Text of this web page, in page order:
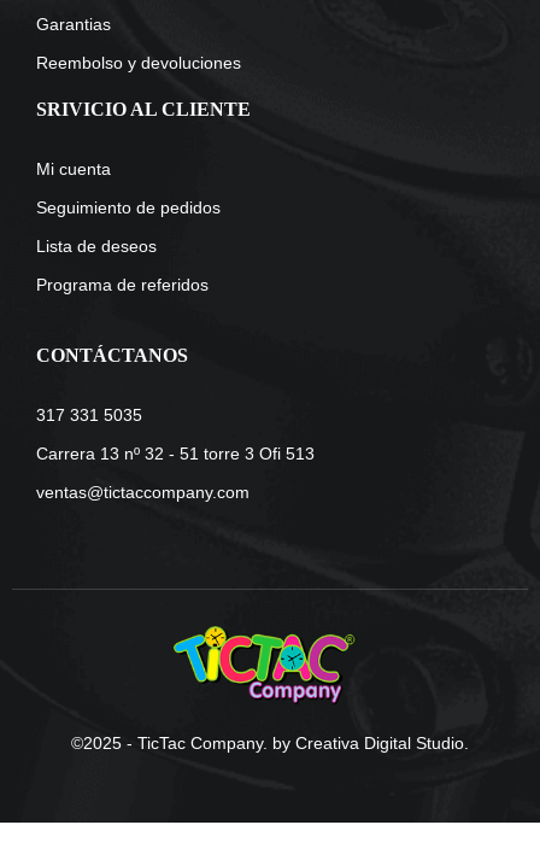
Garantias
Reembolso y devoluciones
SRIVICIO AL CLIENTE
Mi cuenta
Seguimiento de pedidos
Lista de deseos
Programa de referidos
CONTÁCTANOS
317 331 5035
Carrera 13 nº 32 - 51 torre 3 Ofi 513
ventas@tictaccompany.com
©2025 - TicTac Company. by Creativa Digital Studio.